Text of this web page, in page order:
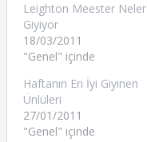
Leighton Meester Neler
Giyiyor
18/03/2011
"Genel" içinde
Haftanın En İyi Giyinen
Ünlüleri
27/01/2011
"Genel" içinde